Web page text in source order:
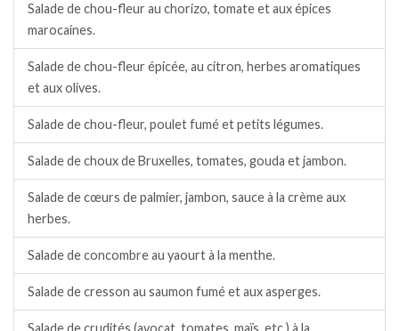
Salade de chou-fleur au chorizo, tomate et aux épices
marocaines.
Salade de chou-fleur épicée, au citron, herbes aromatiques
et aux olives.
Salade de chou-fleur, poulet fumé et petits légumes.
Salade de choux de Bruxelles, tomates, gouda et jambon.
Salade de cœurs de palmier, jambon, sauce à la crème aux
herbes.
Salade de concombre au yaourt à la menthe.
Salade de cresson au saumon fumé et aux asperges.